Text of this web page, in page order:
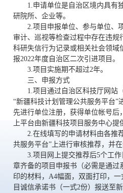
1.申请单位是自治区境内具有
研院所、企业等。
2.项目申报单位、参与单位、
审计、巡视等检查过程中存在违规
科研失信行为记录或相关社会领域
报2022年度自治区二次引进项目。
3.项目实施期不超过2年。
三、申报方式
1.项目通过自治区科技厅网站
“新疆科技计划管理公共服务平台”
先进行单位注册，获得单位帐号后
上平台由新疆科技项目服务中心提
2.在线填写的申请材料由各推
共服务平台” 上进行审核推荐，并
3.项目网上提交推荐后5个工
章齐备的项目申报书（必需是通过
印的材料，A4幅面，双面打印，一
目诚信承诺书（一式2份）报送至